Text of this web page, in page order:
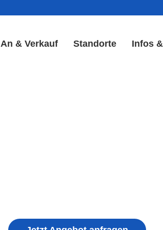
An & Verkauf Standorte Infos